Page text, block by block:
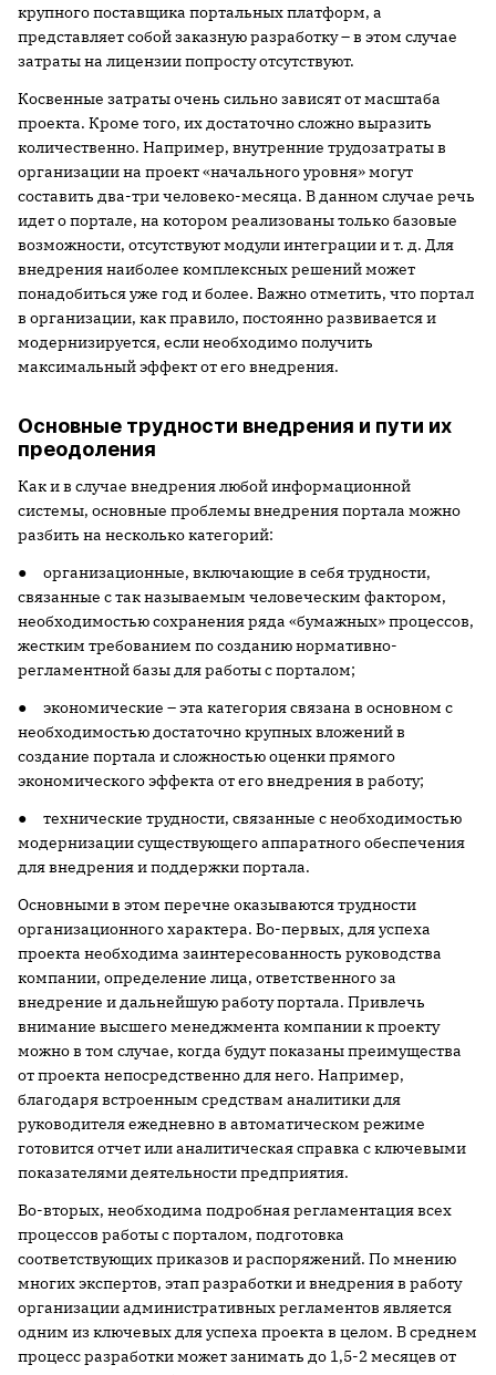
крупного поставщика портальных платформ, а
представляет собой заказную разработку – в этом случае
затраты на лицензии попросту отсутствуют.
Косвенные затраты очень сильно зависят от масштаба
проекта. Кроме того, их достаточно сложно выразить
количественно. Например, внутренние трудозатраты в
организации на проект «начального уровня» могут
составить два-три человеко-месяца. В данном случае речь
идет о портале, на котором реализованы только базовые
возможности, отсутствуют модули интеграции и т. д. Для
внедрения наиболее комплексных решений может
понадобиться уже год и более. Важно отметить, что портал
в организации, как правило, постоянно развивается и
модернизируется, если необходимо получить
максимальный эффект от его внедрения.
Основные трудности внедрения и пути их
преодоления
Как и в случае внедрения любой информационной
системы, основные проблемы внедрения портала можно
разбить на несколько категорий:
● организационные, включающие в себя трудности,
связанные с так называемым человеческим фактором,
необходимостью сохранения ряда «бумажных» процессов,
жестким требованием по созданию нормативно-
регламентной базы для работы с порталом;
● экономические – эта категория связана в основном с
необходимостью достаточно крупных вложений в
создание портала и сложностью оценки прямого
экономического эффекта от его внедрения в работу;
● технические трудности, связанные с необходимостью
модернизации существующего аппаратного обеспечения
для внедрения и поддержки портала.
Основными в этом перечне оказываются трудности
организационного характера. Во-первых, для успеха
проекта необходима заинтересованность руководства
компании, определение лица, ответственного за
внедрение и дальнейшую работу портала. Привлечь
внимание высшего менеджмента компании к проекту
можно в том случае, когда будут показаны преимущества
от проекта непосредственно для него. Например,
благодаря встроенным средствам аналитики для
руководителя ежедневно в автоматическом режиме
готовится отчет или аналитическая справка с ключевыми
показателями деятельности предприятия.
Во-вторых, необходима подробная регламентация всех
процессов работы с порталом, подготовка
соответствующих приказов и распоряжений. По мнению
многих экспертов, этап разработки и внедрения в работу
организации административных регламентов является
одним из ключевых для успеха проекта в целом. В среднем
процесс разработки может занимать до 1,5-2 месяцев от